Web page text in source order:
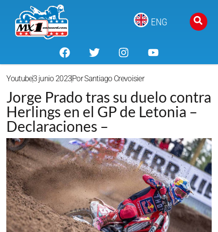
ENG
Youtube3 junio 2023PorSantiago Crevoisier
Jorge Prado tras su duelo contra
Herlings en el GP de Letonia –
Declaraciones –